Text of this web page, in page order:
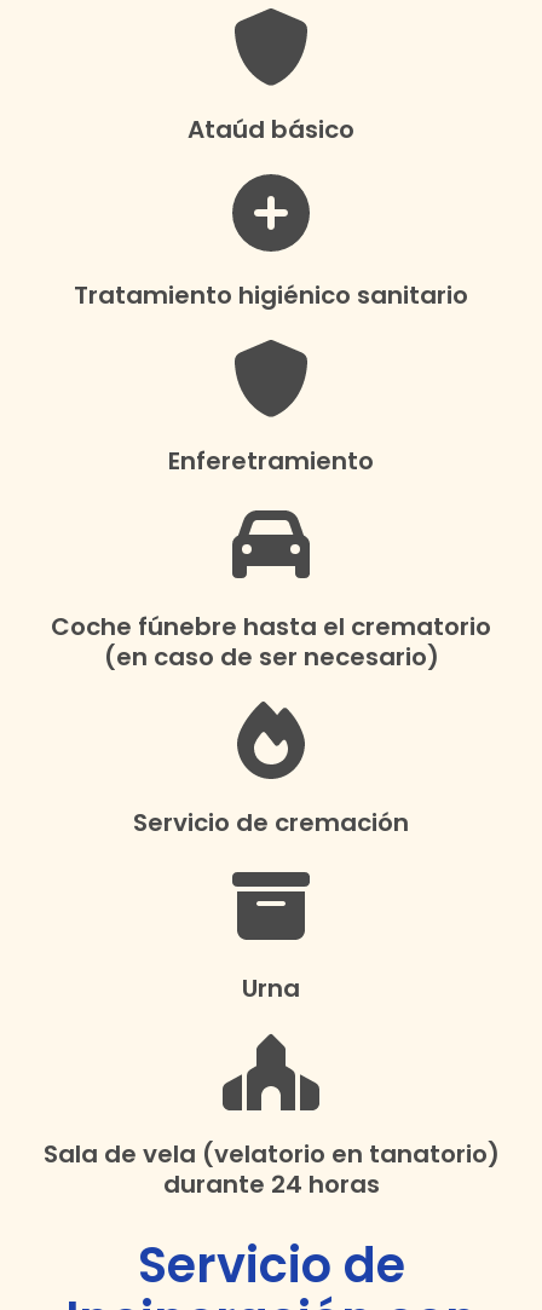
Ataúd básico
Tratamiento higiénico sanitario
Enferetramiento
Coche fúnebre hasta el crematorio
(en caso de ser necesario)
Servicio de cremación
Urna
Sala de vela (velatorio en tanatorio)
durante 24 horas
Servicio de